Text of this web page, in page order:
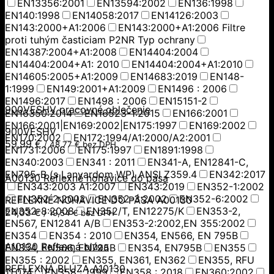
EN13356:2001 EN13594:2002
EN136:1998
EN140:1998
EN14058:2017
EN14126:2003
EN143:2000+A1:2006
EN143:2000+A1:2006 Filtre
proti tuhým časticiam P2NR Typ ochrany
EN14387:2004+A1:2008
EN14404:2004
EN14404:2004+A1: 2010
EN14404:2004+A1:2010
EN14605:2005+A1:2009
EN14683:2019
EN148-
1:1999
EN149:2001+A1:2009
EN1496 : 2006
EN1496:2017
EN1498 : 2006
EN15151-2
EN16350:2014
EN16523-1:2015
EN166:2001
EN166:2001|EN169:2002|EN175:1997
EN169:2002
EN170:2002
EN172:1994/A1:2000/A2:2001
EN1731:2006
EN175:1997
EN1891:1998
EN340:2003
EN341 : 2011
EN341-A, EN12841-C,
EN795-B (s Lanyardom WP) ANSI Z359.4
EN342:2017
EN343:2003 A1:2007
EN343:2019
EN352-1:2002
EN352-2:2002
EN352-3:2002
EN352-6:2002
EN352-8:2008
EN352/T, EN12275/K
EN353-2,
EN567, EN12841 A/B
EN353-2:2002,EN 355:2002
EN354
EN354 : 2010
EN354, EN566, EN 795B
EN354, EN566, EN795B
EN354, EN795B
EN355
EN355 : 2002
EN355, EN361, EN362
EN355, RFU
900VESHV pracovné oblečenie
900VESHV
59,99€/48,77€bez DPH
A00130 Reflexné nohavice do pása
REFLEXNÉ NOHAVICE DO PÁSA A00130
24,03€/19,54€bez DPH
A10130 Reflexná blúza
REFLEXNÁ BLÚZA A10130